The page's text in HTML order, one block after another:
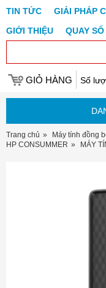
TIN TỨC GIẢI PHÁP
GIỚI THIỆU
QUAY SỐ
GIỎ HÀNG Số
Trang chủ Máy tính đồng
HP CONSUMMER
MÁY